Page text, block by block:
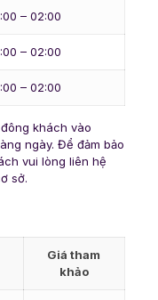
– 02:00
– 02:00
– 02:00
khách vào
ngày. Để đảm bảo
vui lòng liên hệ
sở.
Giá tham
khảo